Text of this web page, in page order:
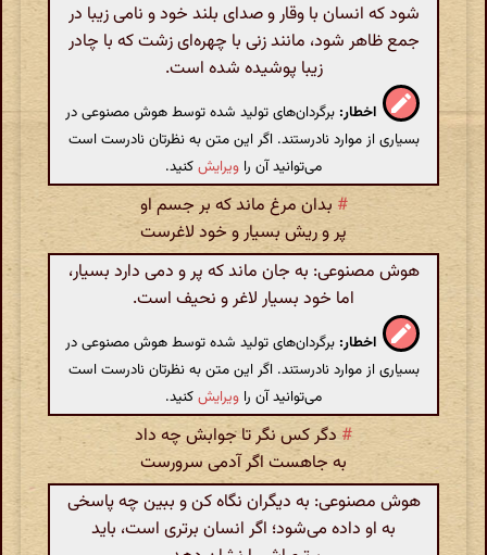
شود که انسان با وقار و صدای بلند خود و نامی زیبا در
جمع ظاهر شود، مانند زنی با چهره‌ای زشت که با چادر
زیبا پوشیده شده است.
اخطار: برگردان‌های تولید شده توسط هوش مصنوعی در
بسیاری از موارد نادرستند. اگر این متن به نظرتان نادرست است
می‌توانید آن را ویرایشکنید.
# بدان مرغ ماند که بر جسم او
پر و ریش بسیار و خود لاغرست
هوش مصنوعی: به جان ماند که پر و دمی دارد بسیار،
اما خود بسیار لاغر و نحیف است.
اخطار: برگردان‌های تولید شده توسط هوش مصنوعی در
بسیاری از موارد نادرستند. اگر این متن به نظرتان نادرست است
می‌توانید آن را ویرایشکنید.
#دگر کس نگر تا جوابش چه داد
به جاهست اگر آدمی سرورست
هوش مصنوعی: به دیگران نگاه کن و ببین چه پاسخی
به او داده می‌شود؛ اگر انسان برتری است، باید